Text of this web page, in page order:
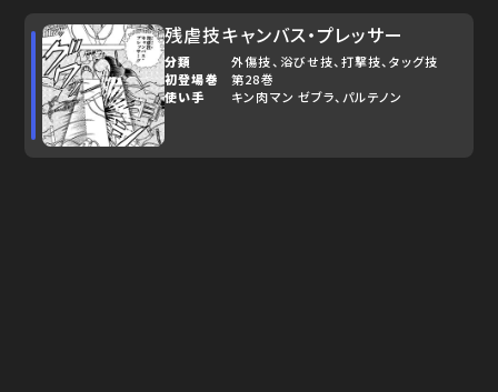
残虐技キャンバス・プレッサー
分類 外傷技 浴びせ技 打撃技 タッグ技
初登場巻
第28巻
使い手
キン肉マン ゼブラ パルテノン